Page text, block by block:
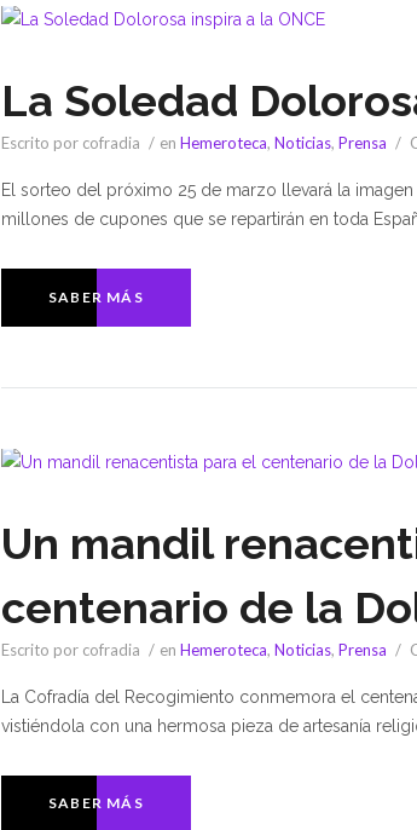
La Soledad
Escrito por cofradia en Hemeroteca, Noticias, Prensa
El sorteo del próximo 25 de marzo llevará la
millones de cupones que se repartirán en toda
SABER MÁS
Un mandil
centenario de la
Escrito por cofradia en Hemeroteca, Noticias, Prensa
La Cofradía del Recogimiento conmemora el
vistiéndola con una hermosa pieza de artesanía
SABER MÁS